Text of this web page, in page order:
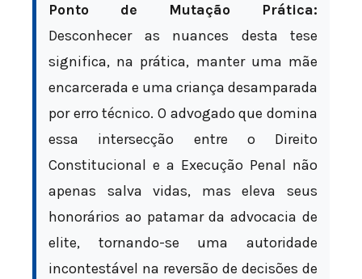
Ponto de Mutação Prática:
Desconhecer as nuances desta tese
significa, na prática, manter uma mãe
encarcerada e uma criança desamparada
por erro técnico. O advogado que domina
essa intersecção entre o Direito
Constitucional e a Execução Penal não
apenas salva vidas, mas eleva seus
honorários ao patamar da advocacia de
elite, tornando-se uma autoridade
incontestável na reversão de decisões de